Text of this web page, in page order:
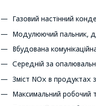
Газовий настінний
Модулюючий пальник,
Вбудована
Середній за
Зміст NОx в продуктах
Максимальний робочий